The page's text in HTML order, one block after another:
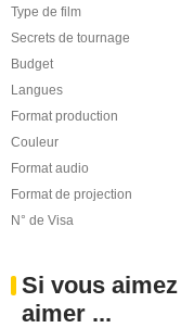
Type de film
Secrets de tournage
Budget
Langues
Format production
Couleur
Format audio
Format de projection
N° de Visa
Si vous
aimer ...